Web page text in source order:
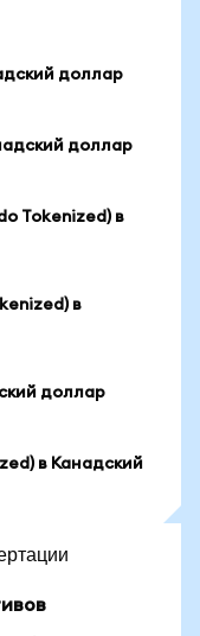
доллар
доллар
Tokenized) в
в
доллар
в Канадский